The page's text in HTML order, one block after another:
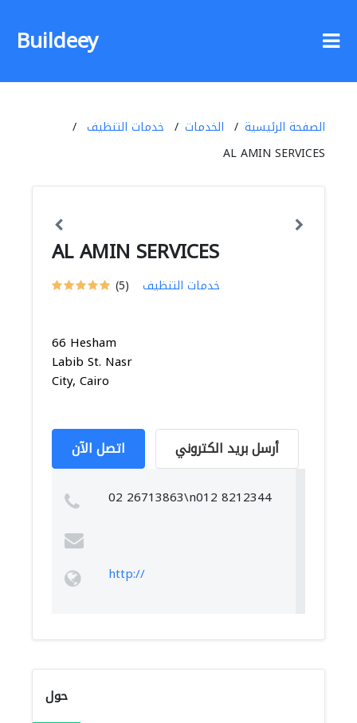
Buildeey
الصفحة الرئيسية الخدمات
خدمات التنظيف
AL AMIN SERVICES
AL AMIN SERVICES
(5) خدمات التنظيف
66 Hesham
Labib St. Nasr
City, Cairo
اتصل الآن أرسل بريد الكتروني
02 26713863\n012 8212344
http://
حول